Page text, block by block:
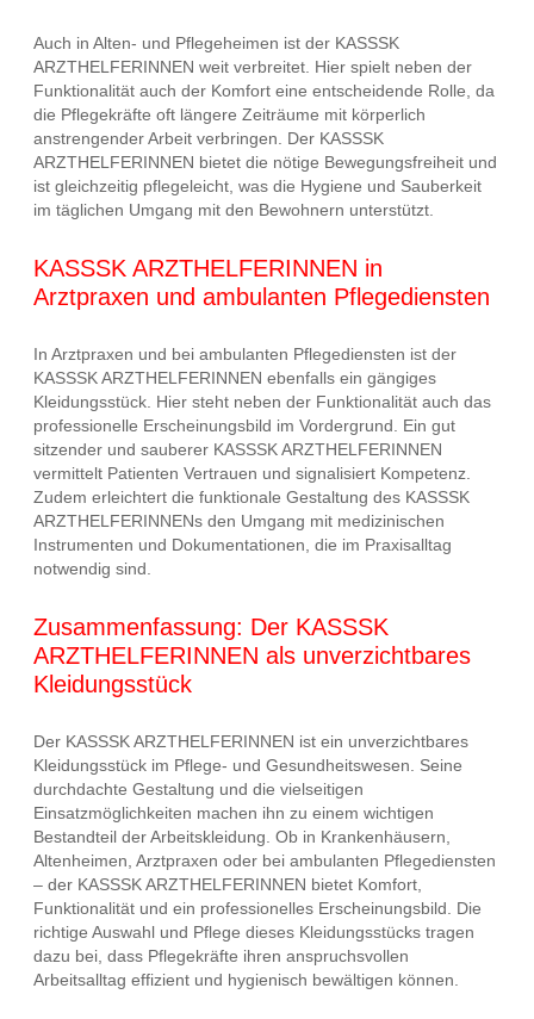
Auch in Alten- und Pflegeheimen ist der KASSSK
ARZTHELFERINNEN weit verbreitet. Hier spielt neben der
Funktionalität auch der Komfort eine entscheidende Rolle, da
die Pflegekräfte oft längere Zeiträume mit körperlich
anstrengender Arbeit verbringen. Der KASSSK
ARZTHELFERINNEN bietet die nötige Bewegungsfreiheit und
ist gleichzeitig pflegeleicht, was die Hygiene und Sauberkeit
im täglichen Umgang mit den Bewohnern unterstützt.
KASSSK ARZTHELFERINNEN in
Arztpraxen und ambulanten Pflegediensten
In Arztpraxen und bei ambulanten Pflegediensten ist der
KASSSK ARZTHELFERINNEN ebenfalls ein gängiges
Kleidungsstück. Hier steht neben der Funktionalität auch das
professionelle Erscheinungsbild im Vordergrund. Ein gut
sitzender und sauberer KASSSK ARZTHELFERINNEN
vermittelt Patienten Vertrauen und signalisiert Kompetenz.
Zudem erleichtert die funktionale Gestaltung des KASSSK
ARZTHELFERINNENs den Umgang mit medizinischen
Instrumenten und Dokumentationen, die im Praxisalltag
notwendig sind.
Zusammenfassung: Der KASSSK
ARZTHELFERINNEN als unverzichtbares
Kleidungsstück
Der KASSSK ARZTHELFERINNEN ist ein unverzichtbares
Kleidungsstück im Pflege- und Gesundheitswesen. Seine
durchdachte Gestaltung und die vielseitigen
Einsatzmöglichkeiten machen ihn zu einem wichtigen
Bestandteil der Arbeitskleidung. Ob in Krankenhäusern,
Altenheimen, Arztpraxen oder bei ambulanten Pflegediensten
– der KASSSK ARZTHELFERINNEN bietet Komfort,
Funktionalität und ein professionelles Erscheinungsbild. Die
richtige Auswahl und Pflege dieses Kleidungsstücks tragen
dazu bei, dass Pflegekräfte ihren anspruchsvollen
Arbeitsalltag effizient und hygienisch bewältigen können.